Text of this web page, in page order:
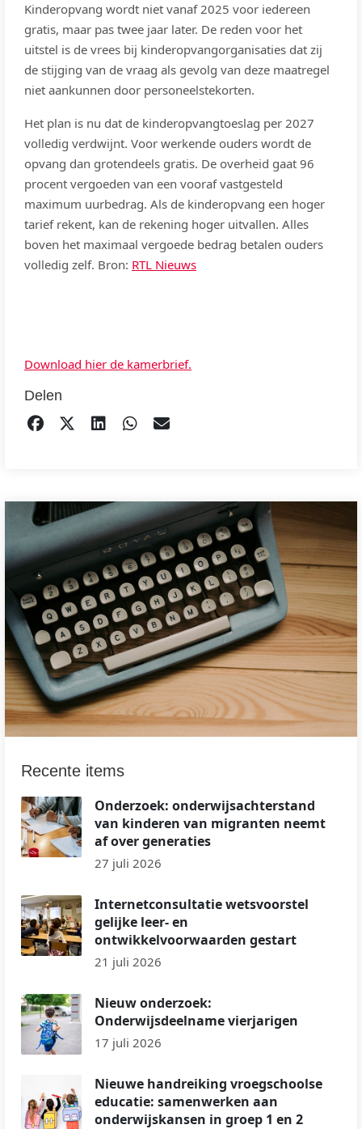
Kinderopvang wordt niet vanaf 2025 voor iedereen
gratis, maar pas twee jaar later. De reden voor het
uitstel is de vrees bij kinderopvangorganisaties dat zij
de stijging van de vraag als gevolg van deze maatregel
niet aankunnen door personeelstekorten.
Het plan is nu dat de kinderopvangtoeslag per 2027
volledig verdwijnt. Voor werkende ouders wordt de
opvang dan grotendeels gratis. De overheid gaat 96
procent vergoeden van een vooraf vastgesteld
maximum uurbedrag. Als de kinderopvang een hoger
tarief rekent, kan de rekening hoger uitvallen. Alles
boven het maximaal vergoede bedrag betalen ouders
volledig zelf. Bron: RTL Nieuws
Download hier de kamerbrief.
Delen
DELEN OP FACEBOOK
TWEETDELEN OP LINKEDIN
DELEN OP WHATSAPP
Recente items
Onderzoek: onderwijsachterstand
van kinderen van migranten neemt
af over generaties
27 juli 2026
Internetconsultatie wetsvoorstel
gelijke leer- en
ontwikkelvoorwaarden gestart
21 juli 2026
Nieuw onderzoek:
Onderwijsdeelname vierjarigen
17 juli 2026
Nieuwe handreiking vroegschoolse
educatie: samenwerken aan
onderwijskansen in groep 1 en 2